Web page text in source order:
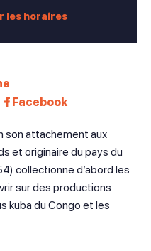
les horaires
Facebook
son attachement aux
et originaire du pays du
collectionne d’abord les
sur des productions
kuba du Congo et les